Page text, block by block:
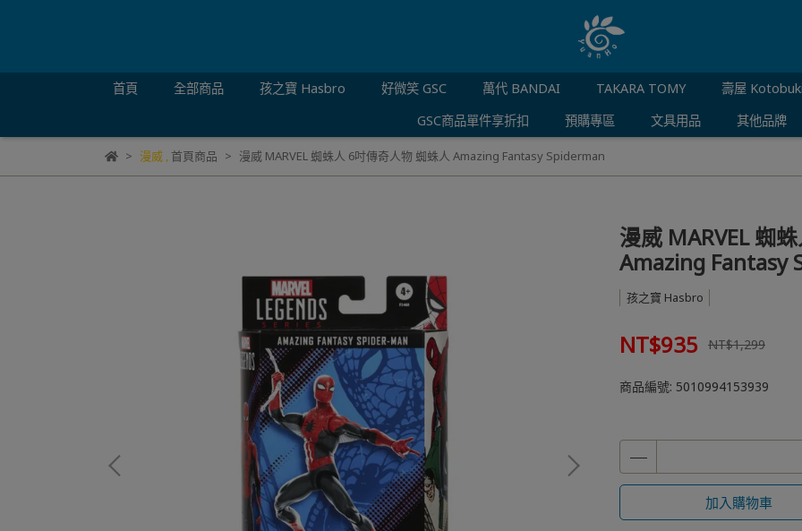
首頁 全部商品 孩之寶 Hasbro 好微笑 GSC 萬代 BANDAI TAKARA TOMY
壽屋
GSC商品單件享折扣
預購專區 文具用品 其他品牌
漫威, 首頁商品 漫威 MARVEL 蜘蛛人 6吋傳奇人物 蜘蛛人 Amazing Fantasy Spiderman
漫威 MARVEL 蜘
Amazing Fantasy
孩之寶 Hasbro
NT$935 NT$1,299
商品編號: 5010994153939
加入購物車